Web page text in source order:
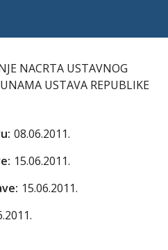
NACRTA USTAVNOG
USTAVA REPUBLIKE
08.06.2011.
15.06.2011.
15.06.2011.